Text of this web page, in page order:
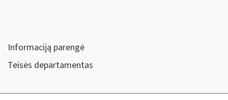
Informaciją parengė
Teisės departamentas